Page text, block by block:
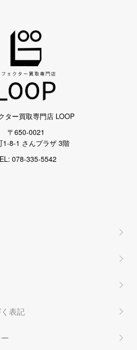
ター買取専門店 LOOP
〒650-0021
1-8-1 さんプラザ 3階
078-335-5542
表記